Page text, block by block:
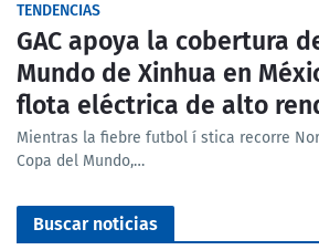
TENDENCIAS
GAC apoya la cobertura
Mundo de Xinhua en
flota eléctrica de alto
Mientras la fiebre futbol í stica recorre
Copa del Mundo,…
Buscar noticias